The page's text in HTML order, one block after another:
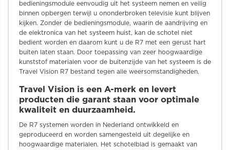
bedieningsmodule eenvoudig uit het systeem nemen en veilig
binnen opbergen terwijl u ononderbroken televisie kunt blijven
kijken. Zonder de bedieningsmodule, waarin de aandrijving en
de elektronica van het systeem huist, kan de schotel niet
bedient worden en daarom kunt u de R7 met een gerust hart
buiten laten staan. Door toepassing van zeer hoogwaardige
kunststof materialen voor de buitenzijde van het systeem is de
Travel Vision R7 bestand tegen alle weersomstandigheden.
Travel Vision is een A-merk en levert
producten die garant staan voor optimale
kwaliteit en duurzaamheid.
De R7 systemen worden in Nederland ontwikkeld en
geproduceerd en worden samengesteld uit degelijke en
hoogwaardige materialen. Het schotelblad is gemaakt van